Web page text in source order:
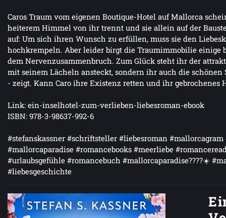
Caros Traum vom eigenen Boutique-Hotel auf Mallorca
heiterem Himmel von ihr trennt und sie allein auf der
auf: Um sich ihren Wunsch zu erfüllen, muss sie den
hochkrempeln. Aber leider birgt die Traumimmobilie einige
dem Nervenzusammenbruch. Zum Glück steht ihr der
mit seinem Lächeln ansteckt, sondern ihr auch die
- zeigt. Kann Caro ihre Existenz retten und ihr gebrochenes
Link: ein-inselhotel-zum-verlieben-liebesroman-ebook
ISBN: 978-3-98637-992-6
#stefanskassner #schriftsteller #liebesroman
#mallorcaparadise #romancebooks #meerliebe
#urlaubsgefühle #romancebuch #mallorcaparadise????☀️
#liebesgeschichte